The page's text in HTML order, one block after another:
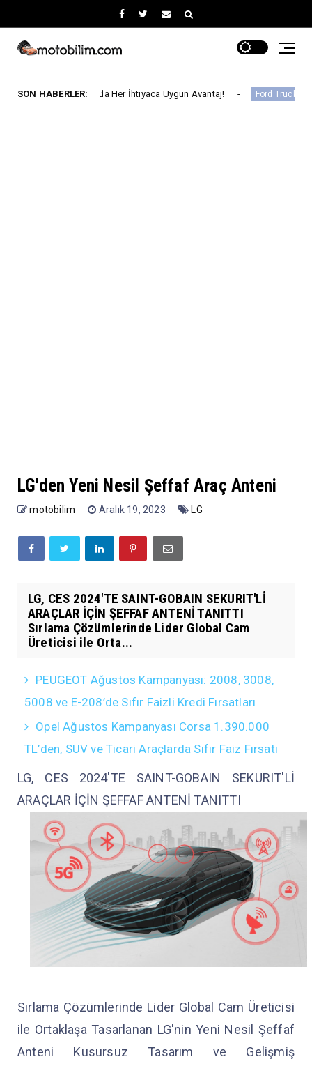
SON HABERLER:
Ayında Her İhtiyaca Uygun Avantaj! Ford Trucks Ford Trucks
LG'den Yeni Nesil Şeffaf Araç Anteni
motobilim Aralık 19, 2023 LG
LG, CES 2024'TE SAINT-GOBAIN SEKURIT'Lİ
ARAÇLAR İÇİN ŞEFFAF ANTENİ TANITTI
Sırlama Çözümlerinde Lider Global Cam
Üreticisi ile Orta...
PEUGEOT Ağustos Kampanyası: 2008, 3008,
5008 ve E-208’de Sıfır Faizli Kredi Fırsatları
Opel Ağustos Kampanyası Corsa 1.390.000
TL’den, SUV ve Ticari Araçlarda Sıfır Faiz Fırsatı
LG, CES 2024'TE SAINT-GOBAIN SEKURIT'Lİ
ARAÇLAR İÇİN ŞEFFAF ANTENİ TANITTI
Sırlama Çözümlerinde Lider Global Cam Üreticisi
ile Ortaklaşa Tasarlanan LG'nin Yeni Nesil Şeffaf
Anteni Kusursuz Tasarım ve Gelişmiş